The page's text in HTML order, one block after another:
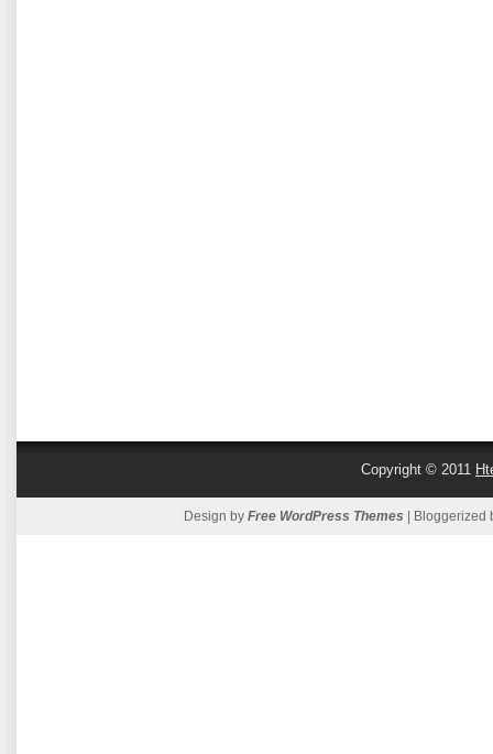
Copyright © 2011
Design by Free WordPress Themes | Bloggerized